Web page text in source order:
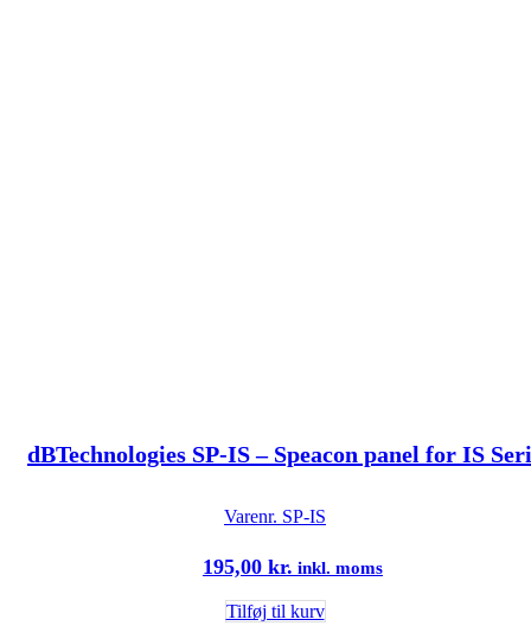
dBTechnologies SP-IS – Speacon panel for IS
Varenr. SP-IS
195,00 kr. inkl. moms
Tilføj til kurv